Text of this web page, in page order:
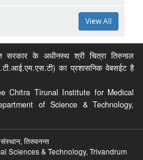
View All
सरकार के अधीनस्थ श्री चित्रा तिरुनाल
का प्रशासनिक वेबसईट है
Chitra Tirunal Institute for Medical
of Science & Technology,
संस्थान, तिरुवनन्त
Sciences & Technology, Trivandrum